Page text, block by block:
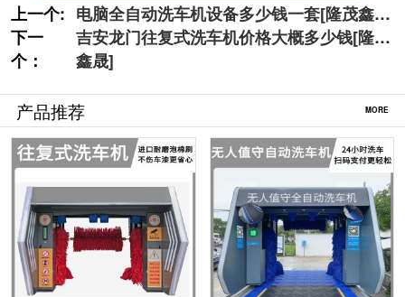
上一个: 电脑全自动洗车机设备多少钱一套[隆茂鑫
晟]
下一
个：
吉安龙门往复式洗车机价格大概多少钱[隆茂
鑫晟]
产品推荐 MORE